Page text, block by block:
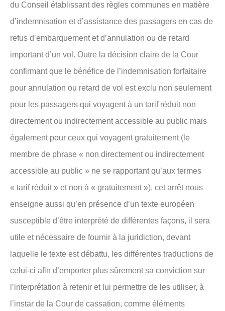
du Conseil établissant des règles communes en matière
d’indemnisation et d’assistance des passagers en cas de
refus d’embarquement et d’annulation ou de retard
important d’un vol. Outre la décision claire de la Cour
confirmant que le bénéfice de l’indemnisation forfaitaire
pour annulation ou retard de vol est exclu non seulement
pour les passagers qui voyagent à un tarif réduit non
directement ou indirectement accessible au public mais
également pour ceux qui voyagent gratuitement (le
membre de phrase « non directement ou indirectement
accessible au public » ne se rapportant qu’aux termes
« tarif réduit » et non à « gratuitement »), cet arrêt nous
enseigne aussi qu’en présence d’un texte européen
susceptible d’être interprété de différentes façons, il sera
utile et nécessaire de fournir à la juridiction, devant
laquelle le texte est débattu, les différentes traductions de
celui-ci afin d’emporter plus sûrement sa conviction sur
l’interprétation à retenir et lui permettre de les utiliser, à
l’instar de la Cour de cassation, comme éléments